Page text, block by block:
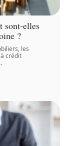
sont-elles
?
les
crédit